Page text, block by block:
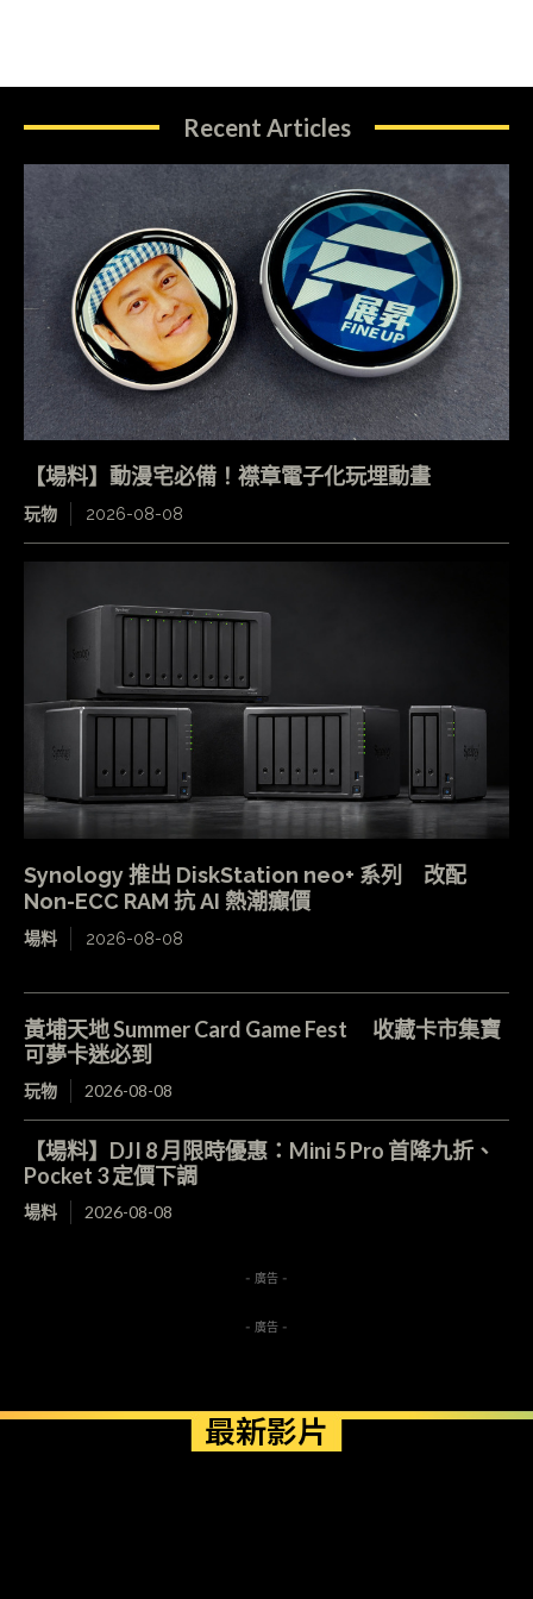
Recent Articles
【場料】動漫宅必備！襟章電子化玩埋動畫
玩物 2026-08-08
Synology 推出 DiskStation neo+ 系列 改配
Non-ECC RAM 抗 AI 熱潮癲價
場料 2026-08-08
黃埔天地 Summer Card Game Fest 收藏卡市集寶
可夢卡迷必到
玩物 2026-08-08
【場料】DJI 8 月限時優惠：Mini 5 Pro 首降九折、
Pocket 3 定價下調
場料 2026-08-08
- 廣告 -
- 廣告 -
最新影片